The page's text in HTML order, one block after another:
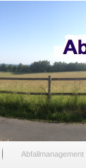
Abfallmanagement